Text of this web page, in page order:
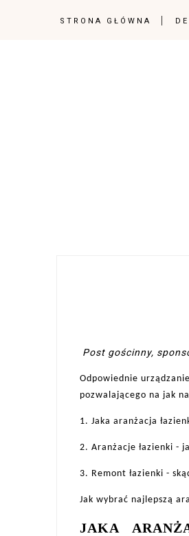
STRONA GŁÓWNA
Post gościnny,
Odpowiednie
pozwalającego na jak
1. Jaka aranżacja
2. Aranżacje łazienki -
3. Remont łazienki -
Jak wybrać najlepszą
JAKA